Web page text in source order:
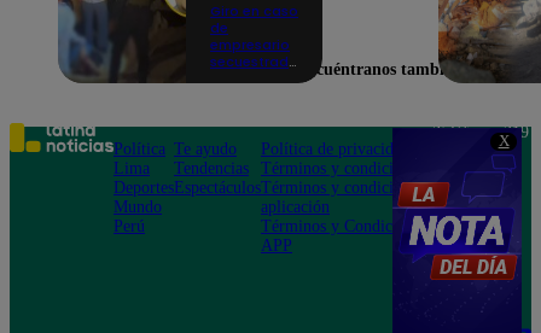
X
Giro en caso
de
empresario
secuestrado
cuentas
Encuéntranos también en
Política
Lima
Deportes
Mundo
Perú
Te ayudo
Tendencias
Espectáculos
Política de privacidad
Términos y condiciones
Términos y condiciones
aplicación
Términos y Condiciones
APP
Teléfono: 219
Av. San
Felipe 968
Jesús María